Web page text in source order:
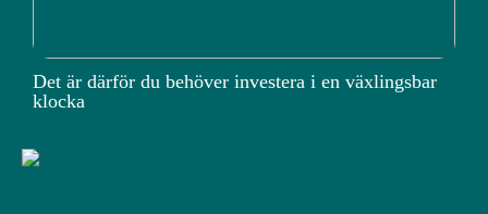
Det är därför du behöver investera i en växlingsbar
klocka